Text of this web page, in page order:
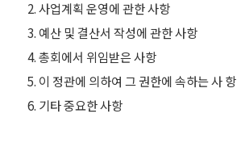
2. 사업계획 운영에 관한 사항
3. 예산 및 결산서 작성에 관한 사항
4. 총회에서 위임받은 사항
5. 이 정관에 의하여 그 권한에 속하는 사 항
6. 기타 중요한 사항